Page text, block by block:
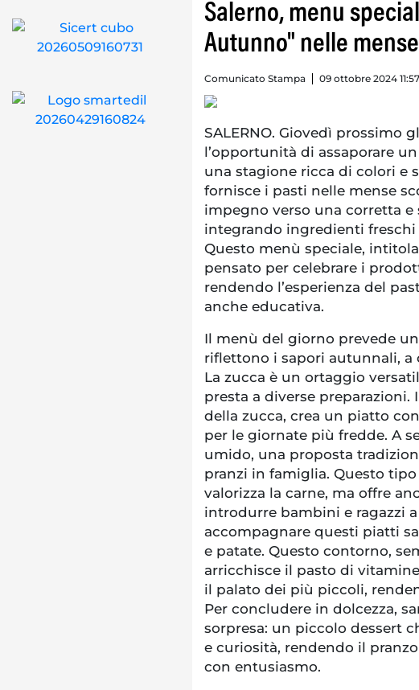
Salerno, menu
Autunno" nelle
Comunicato Stampa 09 ottobre 2024 11:57
SALERNO. Giovedì prossimo
l’opportunità di assaporare
una stagione ricca di colori e
fornisce i pasti nelle mense
impegno verso una corretta e
integrando ingredienti freschi
Questo menù speciale,
pensato per celebrare i
rendendo l’esperienza del
anche educativa.
Il menù del giorno prevede
riflettono i sapori autunnali, a
La zucca è un ortaggio
presta a diverse preparazioni.
della zucca, crea un piatto
per le giornate più fredde. A
umido, una proposta
pranzi in famiglia. Questo
valorizza la carne, ma offre
introdurre bambini e ragazzi
accompagnare questi piatti
e patate. Questo contorno,
arricchisce il pasto di
il palato dei più piccoli,
Per concludere in dolcezza,
sorpresa: un piccolo dessert
e curiosità, rendendo il
con entusiasmo.